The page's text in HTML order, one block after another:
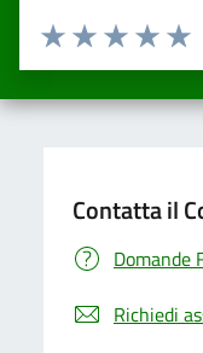
Valuta da 1 a 5 stelle la
Valuta
Valuta 3
Valuta 2 stelle
Valuta una stella
Contatta il
Domande
Richiedi